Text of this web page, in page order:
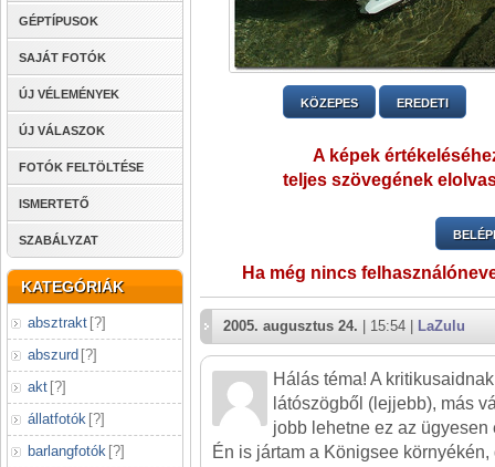
GÉPTÍPUSOK
SAJÁT FOTÓK
ÚJ VÉLEMÉNYEK
ÚJ VÁLASZOK
FOTÓK FELTÖLTÉSE
ISMERTETŐ
SZABÁLYZAT
KATEGÓRIÁK
absztrakt [?]
abszurd [?]
akt [?]
állatfotók [?]
barlangfotók [?]
KÖZEPES EREDETI
A képek
teljes szövegének
Ha még nincs
2005. augusztus 24. | 15:54 | LaZulu
Hálás téma! A
látószögből (lejjebb), más
jobb lehetne ez az ügyesen
Én is jártam a Königsee